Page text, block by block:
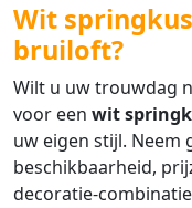
Wit
bruiloft?
Wilt u uw trouwdag
voor een wit
uw eigen stijl.
beschikbaarheid,
decoratie-